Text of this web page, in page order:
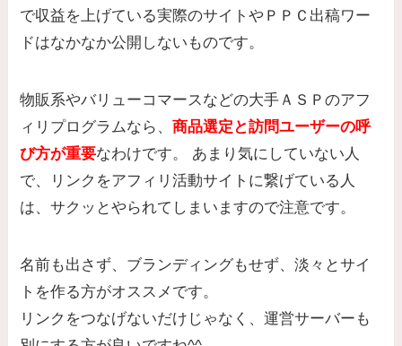
で収益を上げている実際のサイトやＰＰＣ出稿ワー
ドはなかなか公開しないものです。
物販系やバリューコマースなどの大手ＡＳＰのアフ
ィリプログラムなら、商品選定と訪問ユーザーの呼
び方が重要なわけです。 あまり気にしていない人
で、リンクをアフィリ活動サイトに繋げている人
は、サクッとやられてしまいますので注意です。
名前も出さず、ブランディングもせず、淡々とサイ
トを作る方がオススメです。
リンクをつなげないだけじゃなく、運営サーバーも